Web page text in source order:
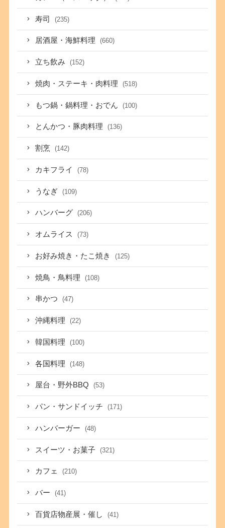
寿司 (235)
居酒屋・海鮮料理 (660)
立ち飲み (152)
焼肉・ステーキ・肉料理 (518)
もつ鍋・鍋料理・おでん (100)
とんかつ・豚肉料理 (136)
割烹 (142)
カキフライ (78)
うなぎ (109)
ハンバーグ (206)
オムライス (73)
お好み焼き・たこ焼き (125)
焼鳥・鳥料理 (108)
串かつ (47)
沖縄料理 (22)
韓国料理 (100)
各国料理 (148)
屋台・野外BBQ (53)
パン・サンドイッチ (171)
ハンバーガー (48)
スイーツ・お菓子 (321)
カフェ (210)
バー (41)
百貨店物産展・催し (41)